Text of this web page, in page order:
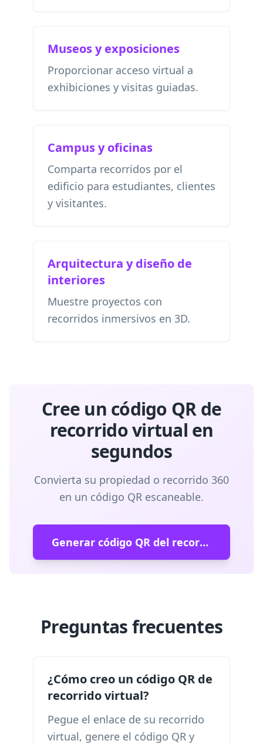
Museos y exposiciones
Proporcionar acceso virtual a
exhibiciones y visitas guiadas.
Campus y oficinas
Comparta recorridos por el
edificio para estudiantes, clientes
y visitantes.
Arquitectura y diseño de
interiores
Muestre proyectos con
recorridos inmersivos en 3D.
Cree un código QR de
recorrido virtual en
segundos
Convierta su propiedad o recorrido 360
en un código QR escaneable.
Generar código QR del recorrido virtual
Preguntas frecuentes
¿Cómo creo un código QR de
recorrido virtual?
Pegue el enlace de su recorrido
virtual, genere el código QR y